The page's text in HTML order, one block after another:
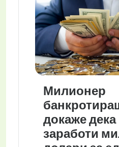
Милионер
докаже
заработи